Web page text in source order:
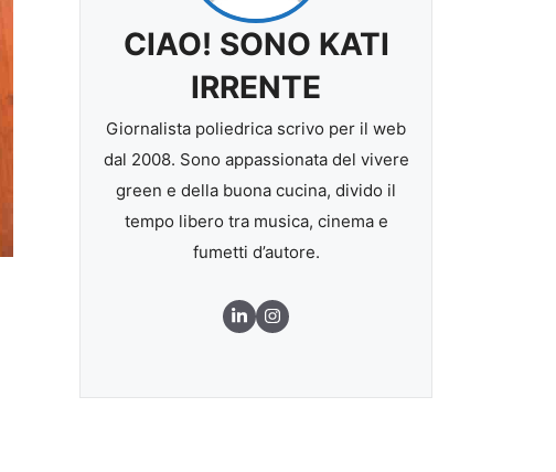
CIAO! SONO KATI
IRRENTE
Giornalista poliedrica scrivo per il web
dal 2008. Sono appassionata del vivere
green e della buona cucina, divido il
tempo libero tra musica, cinema e
fumetti d’autore.